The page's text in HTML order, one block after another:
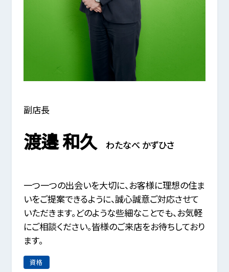
副店長
渡邉 和久 わたなべ かずひさ
一つ一つの出会いを大切に、お客様に理想の住ま
いをご提案できるように、誠心誠意ご対応させて
いただきます。どのような些細なことでも、お気軽
にご相談ください。皆様のご来店をお待ちしており
ます。
資格